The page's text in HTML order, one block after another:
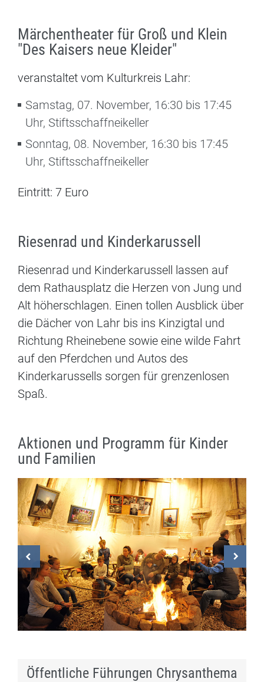
Märchentheater für Groß und Klein
"Des Kaisers neue Kleider"
veranstaltet vom Kulturkreis Lahr:
Samstag, 07. November, 16:30 bis 17:45
Uhr, Stiftsschaffneikeller
Sonntag, 08. November, 16:30 bis 17:45
Uhr, Stiftsschaffneikeller
Eintritt: 7 Euro
Riesenrad und Kinderkarussell
Riesenrad und Kinderkarussell lassen auf
dem Rathausplatz die Herzen von Jung und
Alt höherschlagen. Einen tollen Ausblick über
die Dächer von Lahr bis ins Kinzigtal und
Richtung Rheinebene sowie eine wilde Fahrt
auf den Pferdchen und Autos des
Kinderkarussells sorgen für grenzenlosen
Spaß.
Aktionen und Programm für Kinder
und Familien
Öffentliche Führungen Chrysanthema